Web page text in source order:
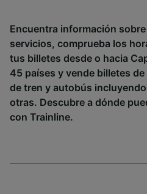
Encuentra información
servicios, comprueba los
tus billetes desde o hacia
45 países y vende billetes
de tren y autobús incluyendo
otras. Descubre a dónde
con Trainline.